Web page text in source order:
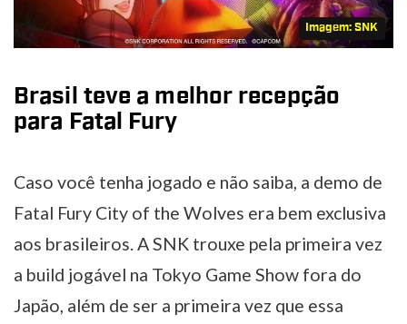
Imagem: SNK
Brasil teve a melhor recepção
para Fatal Fury
Caso você tenha jogado e não saiba, a demo de
Fatal Fury City of the Wolves era bem exclusiva
aos brasileiros. A SNK trouxe pela primeira vez
a build jogável na Tokyo Game Show fora do
Japão, além de ser a primeira vez que essa